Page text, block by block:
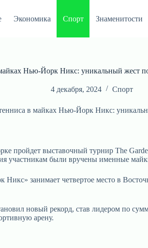
Экономика Спорт Знаменитости
Нью-Йорк Никс: уникальный жест
4 декабря, 2024 Спорт
в майках Нью-Йорк Никс:
пройдет выставочный турнир The
участникам были вручены именные
занимает четвертое место в
новый рекорд, став лидером по
арену.